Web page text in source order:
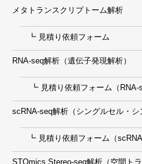
メタトランスクリプトーム解析
┗ 見積り依頼フォーム
RNA-seq解析（遺伝子発現解析）
┗ 見積り依頼フォーム（RNA-
scRNA-seq解析（シングルセル・シ
┗ 見積り依頼フォーム（scRNA-
STOmics Stereo-seq解析（空間ト